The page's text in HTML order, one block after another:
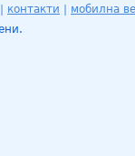
контакти
мобилна